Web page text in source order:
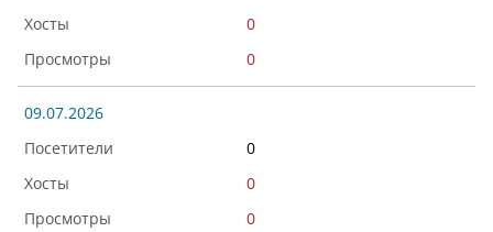
0
0
09.07.2026
0
0
0